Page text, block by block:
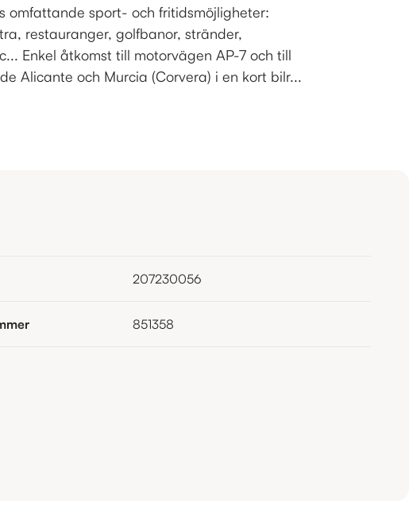
omfattande sport- och fritidsmöjligheter:
restauranger, golfbanor, stränder,
Enkel åtkomst till motorvägen AP-7 och till
Alicante och Murcia (Corvera) i en kort bilr...
207230056
851358